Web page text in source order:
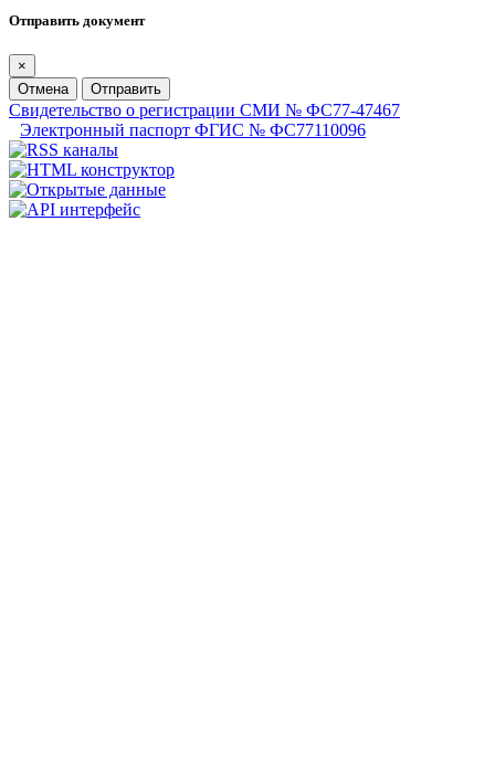
Отправить документ
×
Отмена
Отправить
Свидетельство о регистрации СМИ № ФС77-47467
Электронный паспорт ФГИС № ФС77110096